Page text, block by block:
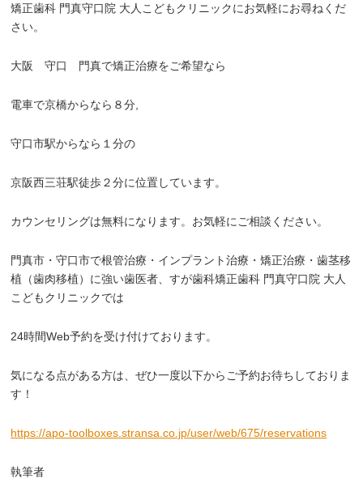
矯正歯科 門真守口院 大人こどもクリニックにお気軽にお尋ねくだ
さい。
大阪 守口 門真で矯正治療をご希望なら
電車で京橋からなら８分,
守口市駅からなら１分の
京阪西三荘駅徒歩２分に位置しています。
カウンセリングは無料になります。お気軽にご相談ください。
門真市・守口市で根管治療・インプラント治療・矯正治療・歯茎移
植（歯肉移植）に強い歯医者、すが歯科矯正歯科 門真守口院 大人
こどもクリニックでは
24時間Web予約を受け付けております。
気になる点がある方は、ぜひ一度以下からご予約お待ちしておりま
す！
https://apo-toolboxes.stransa.co.jp/user/web/675/reservations
執筆者